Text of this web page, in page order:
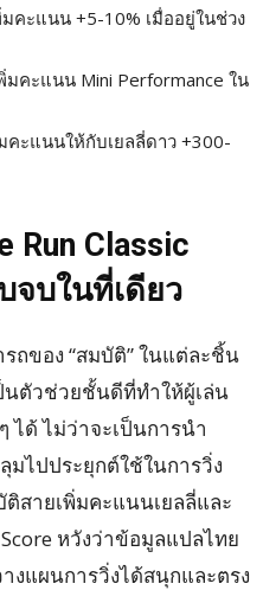
มคะแนน +5-10% เมื่ออยู่ในช่วง
มคะแนน Mini Performance ใน
คะแนนให้กับเยลลี่ดาว +300-
Run Classic
จบในที่เดียว
ถของ “สมบัติ” ในแต่ละชิ้น
นตัวช่วยชั้นดีที่ทำให้ผู้เล่น
ได้ ไม่ว่าจะเป็นการนำ
มไปประยุกต์ใช้ในการวิ่ง
สายเพิ่มคะแนนเยลลี่และ
หวังว่าข้อมูลแปลไทย
งแผนการวิ่งได้สนุกและตรง